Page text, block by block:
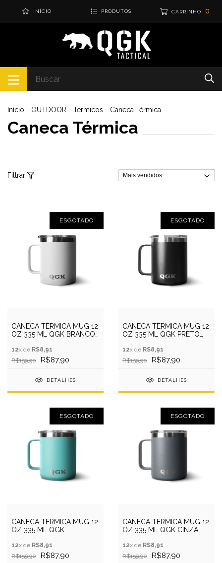
INÍCIO PRODUTOS CARRINHO 0
Início - OUTDOOR - Térmicos - Caneca Térmica
Caneca Térmica
Filtrar
ESGOTADO
CANECA TÉRMICA MUG 12
OZ 335 ML QGK BRANCO
12x de R$8,91
R$159,90
R$87,90
DETALHES
ESGOTADO
CANECA TÉRMICA MUG 12
OZ 335 ML QGK PRETO
12x de R$8,91
R$159,90
R$87,90
DETALHES
ESGOTADO
CANECA TÉRMICA MUG 12
OZ 335 ML QGK
12x de R$8,91
R$159,90
R$87,90
ESGOTADO
CANECA TÉRMICA MUG 12
OZ 335 ML QGK CINZA
12x de R$8,91
R$159,90
R$87,90